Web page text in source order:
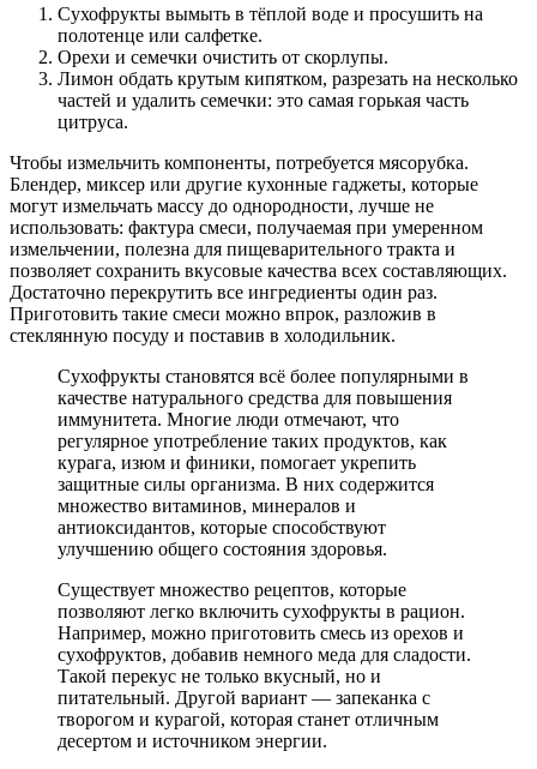
Сухофрукты вымыть в тёплой воде и просушить на
полотенце или салфетке.
Орехи и семечки очистить от скорлупы.
Лимон обдать крутым кипятком, разрезать на несколько
частей и удалить семечки: это самая горькая часть
цитруса.
Чтобы измельчить компоненты, потребуется мясорубка.
Блендер, миксер или другие кухонные гаджеты, которые
могут измельчать массу до однородности, лучше не
использовать: фактура смеси, получаемая при умеренном
измельчении, полезна для пищеварительного тракта и
позволяет сохранить вкусовые качества всех составляющих.
Достаточно перекрутить все ингредиенты один раз.
Приготовить такие смеси можно впрок, разложив в
стеклянную посуду и поставив в холодильник.
Сухофрукты становятся всё более популярными в
качестве натурального средства для повышения
иммунитета. Многие люди отмечают, что
регулярное употребление таких продуктов, как
курага, изюм и финики, помогает укрепить
защитные силы организма. В них содержится
множество витаминов, минералов и
антиоксидантов, которые способствуют
улучшению общего состояния здоровья.
Существует множество рецептов, которые
позволяют легко включить сухофрукты в рацион.
Например, можно приготовить смесь из орехов и
сухофруктов, добавив немного меда для сладости.
Такой перекус не только вкусный, но и
питательный. Другой вариант — запеканка с
творогом и курагой, которая станет отличным
десертом и источником энергии.